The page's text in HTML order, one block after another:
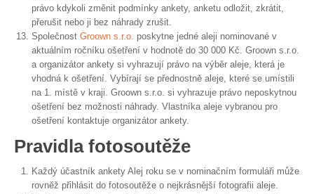
právo kdykoli změnit podmínky ankety, anketu odložit, zkrátit,
přerušit nebo ji bez náhrady zrušit.
Společnost Groown s.r.o. poskytne jedné aleji nominované v
aktuálním ročníku ošetření v hodnotě do 30 000 Kč. Groown s.r.o.
a organizátor ankety si vyhrazují právo na výběr aleje, která je
vhodná k ošetření. Vybírají se přednostně aleje, které se umístili
na 1. místě v kraji. Groown s.r.o. si vyhrazuje právo neposkytnou
ošetření bez možnosti náhrady. Vlastníka aleje vybranou pro
ošetření kontaktuje organizátor ankety.
Pravidla fotosoutěže
Každý účastník ankety Alej roku se v nominačním formuláři může
rovněž přihlásit do fotosoutěže o nejkrásnější fotografii aleje.